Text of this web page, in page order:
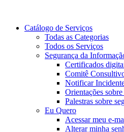
Catálogo de Serviços
Todas as Categorias
Todos os Serviços
Segurança da
Certificados
Comitê
Notificar
Orientações
Palestras sobre
Eu Quero
Acessar meu e-
Alterar minha